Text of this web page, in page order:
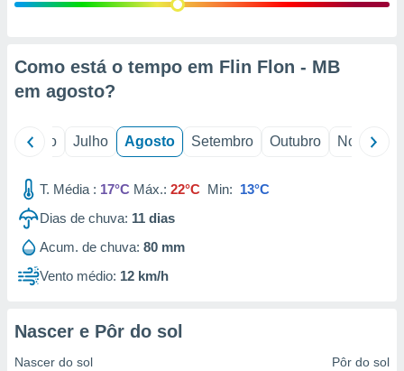
estudos
1199
Como está o tempo em Flin Flon - MB
em agosto?
Junho Julho Agosto Setembro Outubro Novembro
T. Média : 17°C Máx.: 22°C Min: 13°C
Dias de chuva: 11 dias
Acum. de chuva: 80 mm
Vento médio: 12 km/h
Nascer e Pôr do sol
Nascer do sol Pôr do sol